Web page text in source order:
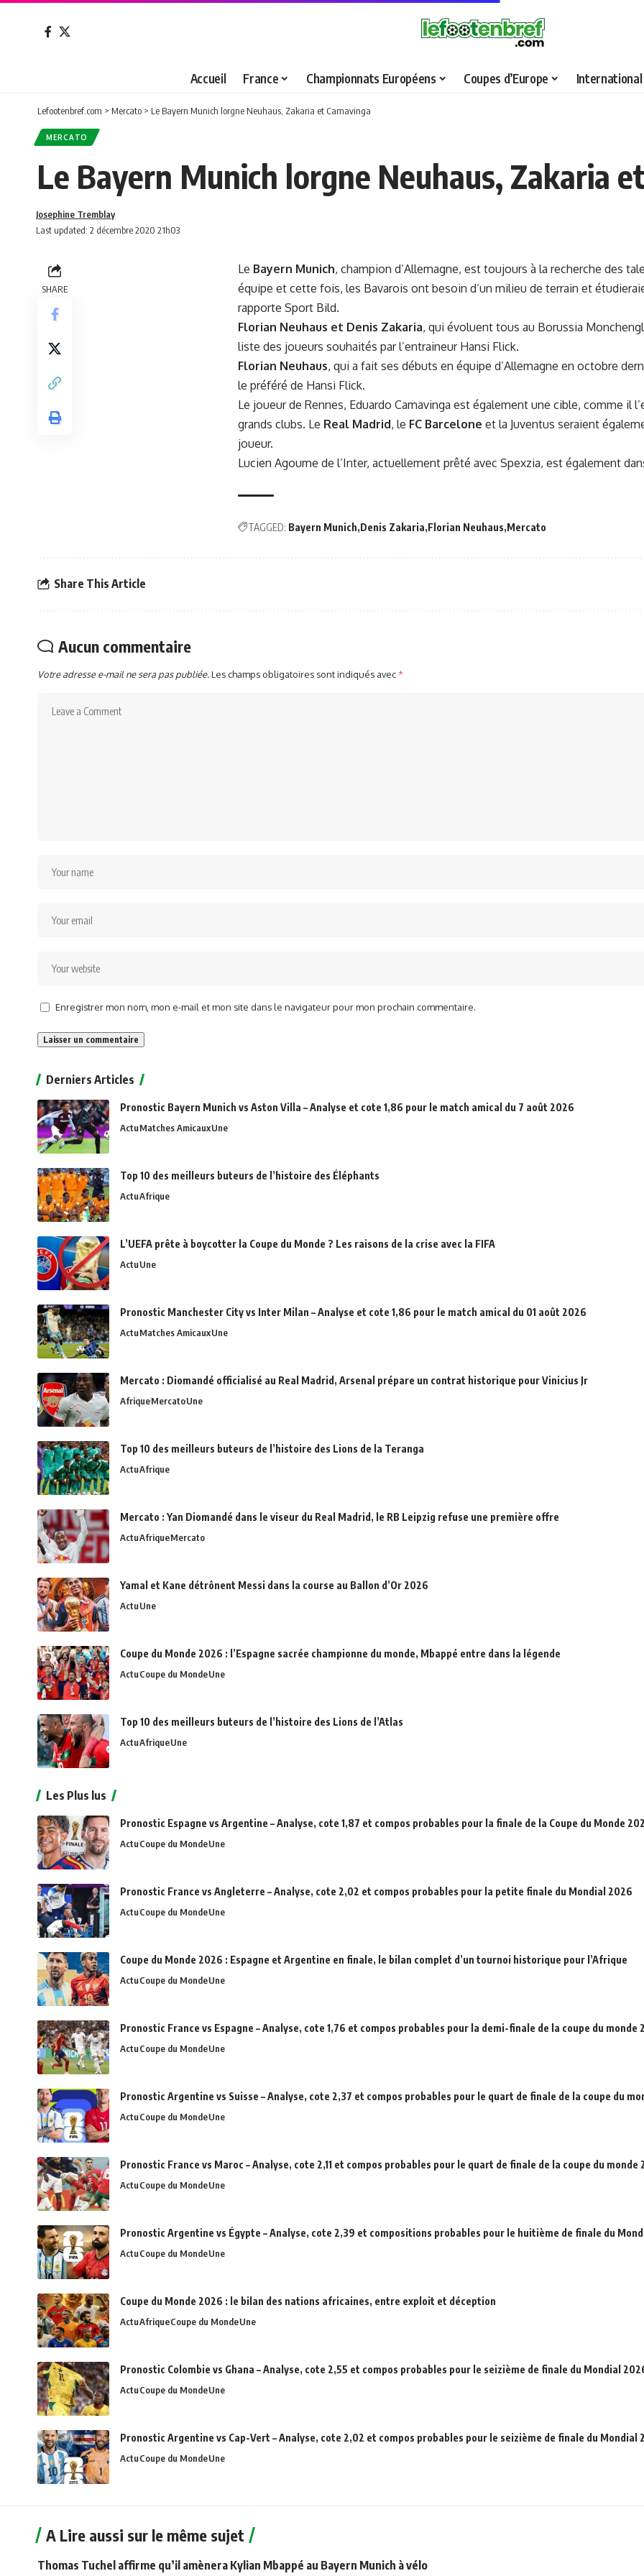
Accueil France Championnats Européens Coupes d’Europe International
Lefootenbref.com > Mercato > Le Bayern Munich lorgne Neuhaus, Zakaria et Camavinga
MERCATO
Le Bayern Munich lorgne Neuhaus, Zakaria
Last updated: 2 décembre 2020 21h03
Josephine Tremblay
SHARE
Le Bayern Munich, champion d’Allemagne, est toujours à la recherche des
équipe et cette fois, les Bavarois ont besoin d’un milieu de terrain et
rapporte Sport Bild.
Florian Neuhaus et Denis Zakaria, qui évoluent tous au Borussia
liste des joueurs souhaités par l’entraineur Hansi Flick.
Florian Neuhaus, qui a fait ses débuts en équipe d’Allemagne en octobre
le préféré de Hansi Flick.
Le joueur de Rennes, Eduardo Camavinga est également une cible, comme il
grands clubs. Le Real Madrid, le FC Barcelone et la Juventus seraient
joueur.
Lucien Agoume de l’Inter, actuellement prêté avec Spexzia, est également
TAGGED: Bayern Munich Denis Zakaria Florian Neuhaus Mercato
Share This Article
Aucun commentaire
Votre adresse e-mail ne sera pas publiée.Les champs obligatoires sont indiqués avec*
Enregistrer mon nom, mon e-mail et mon site dans le navigateur pour mon prochain commentaire.
Derniers Articles
Pronostic Bayern Munich vs Aston Villa – Analyse et cote 1,86 pour le match amical du 7 août 2026
ActuMatches AmicauxUne
Top 10 des meilleurs buteurs de l’histoire des Éléphants
ActuAfrique
L’UEFA prête à boycotter la Coupe du Monde ? Les raisons de la crise avec la FIFA
ActuUne
Pronostic Manchester City vs Inter Milan – Analyse et cote 1,86 pour le match amical du 01 août 2026
ActuMatches AmicauxUne
Mercato : Diomandé officialisé au Real Madrid, Arsenal prépare un contrat historique pour Vinicius Jr
AfriqueMercatoUne
Top 10 des meilleurs buteurs de l’histoire des Lions de la Teranga
ActuAfrique
Mercato : Yan Diomandé dans le viseur du Real Madrid, le RB Leipzig refuse une première offre
ActuAfriqueMercato
Yamal et Kane détrônent Messi dans la course au Ballon d’Or 2026
ActuUne
Coupe du Monde 2026 : l’Espagne sacrée championne du monde, Mbappé entre dans la légende
ActuCoupe du MondeUne
Top 10 des meilleurs buteurs de l’histoire des Lions de l’Atlas
ActuAfriqueUne
Les Plus lus
Pronostic Espagne vs Argentine – Analyse, cote 1,87 et compos probables pour la finale de la Coupe du Monde
ActuCoupe du MondeUne
Pronostic France vs Angleterre – Analyse, cote 2,02 et compos probables pour la petite finale du Mondial 2026
ActuCoupe du MondeUne
Coupe du Monde 2026 : Espagne et Argentine en finale, le bilan complet d’un tournoi historique pour l’Afrique
ActuCoupe du MondeUne
Pronostic France vs Espagne – Analyse, cote 1,76 et compos probables pour la demi-finale de la coupe du monde
ActuCoupe du MondeUne
Pronostic Argentine vs Suisse – Analyse, cote 2,37 et compos probables pour le quart de finale de la coupe du
ActuCoupe du MondeUne
Pronostic France vs Maroc – Analyse, cote 2,11 et compos probables pour le quart de finale de la coupe du monde
ActuCoupe du MondeUne
Pronostic Argentine vs Égypte – Analyse, cote 2,39 et compositions probables pour le huitième de finale du
ActuCoupe du MondeUne
Coupe du Monde 2026 : le bilan des nations africaines, entre exploit et déception
ActuAfriqueCoupe du MondeUne
Pronostic Colombie vs Ghana – Analyse, cote 2,55 et compos probables pour le seizième de finale du Mondial
ActuCoupe du MondeUne
Pronostic Argentine vs Cap-Vert – Analyse, cote 2,02 et compos probables pour le seizième de finale du Mondial
ActuCoupe du MondeUne
A Lire aussi sur le même sujet
Thomas Tuchel affirme qu’il amènera Kylian Mbappé au Bayern Munich à vélo